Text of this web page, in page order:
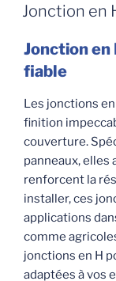
Jonction en
Jonction en
fiable
Les jonctions
finition
couverture.
panneaux,
renforcent la
installer, ces
applications
comme
jonctions en H
adaptées à vos